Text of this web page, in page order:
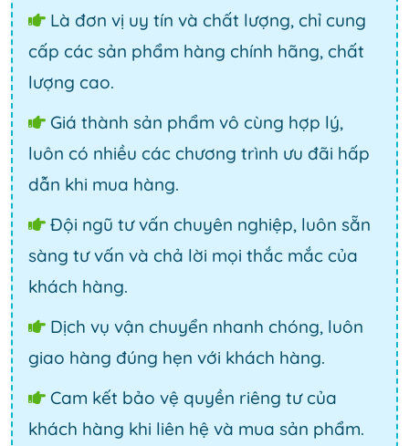
Là đơn vị uy tín và chất lượng, chỉ cung
cấp các sản phẩm hàng chính hãng, chất
lượng cao.
Giá thành sản phẩm vô cùng hợp lý,
luôn có nhiều các chương trình ưu đãi hấp
dẫn khi mua hàng.
Đội ngũ tư vấn chuyên nghiệp, luôn sẵn
sàng tư vấn và chả lời mọi thắc mắc của
khách hàng.
Dịch vụ vận chuyển nhanh chóng, luôn
giao hàng đúng hẹn với khách hàng.
Cam kết bảo vệ quyền riêng tư của
khách hàng khi liên hệ và mua sản phẩm.